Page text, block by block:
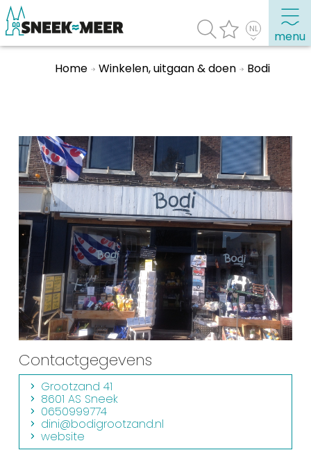
menu
Praktische informatie
Toeristische informatie
Bezienswaardigheden
Winkelen, uitgaan en doen
Eten, drinken & uitgaan
Watersport
Overnachten
Winkelen
En meer
Arrangementen
Jouw Sneek
De Friese meren
Other languages
Home Winkelen, uitgaan & doen Bodi
Contactgegevens
Grootzand 41
8601 AS Sneek
0650999774
dini@bodigrootzand.nl
website